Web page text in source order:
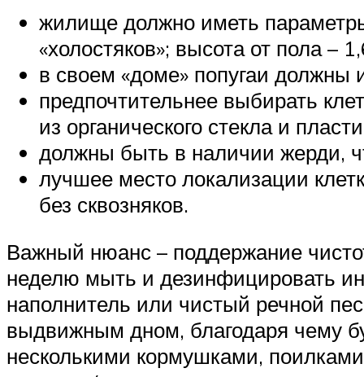
жилище должно иметь
«холостяков»; высота от пола –
в своем «доме» попугаи должны
предпочтительнее выбирать
из органического стекла и
должны быть в наличии жерди,
лучшее место локализации
без сквозняков.
Важный нюанс – поддержание
неделю мыть и дезинфицировать
наполнитель или чистый речной
выдвижным дном, благодаря чему
несколькими кормушками,